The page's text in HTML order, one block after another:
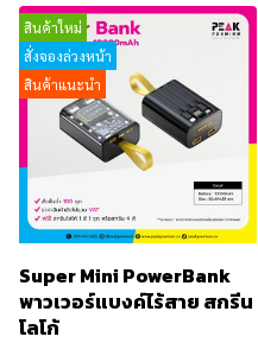
สินค้าใหม่
สั่งจองล่วงหน้า
สินค้าแนะนำ
Super Mini PowerBank
พาวเวอร์แบงค์ไร้สาย สกรีน
โลโก้